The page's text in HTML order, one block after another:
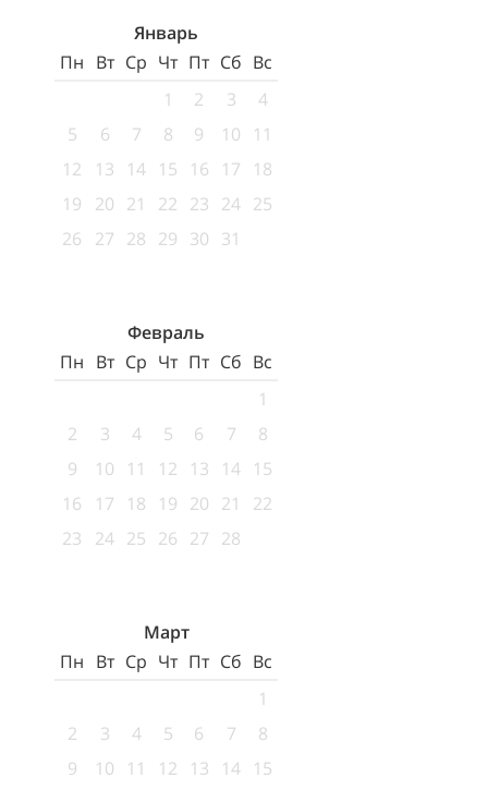
Январь
Пн Вт Ср Чт Пт Сб Вс
1
2 3
4
5
6 7 8 9 10
11
12
13 14 15 16 17
18
19
20 21 22 23 24 25
26
27 28 29 30 31
Февраль
Пн Вт Ср Чт Пт Сб Вс
1
2
3 4 5 6 7
8
9
10 11 12 13 14 15
16
17 18 19 20 21
22
23
24 25 26 27 28
Март
Пн Вт Ср Чт Пт Сб Вс
1
2
3 4 5 6 7
8
9
10 11 12 13 14 15